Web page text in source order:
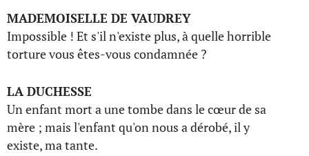
MADEMOISELLE DE VAUDREY
Impossible ! Et s'il n'existe plus, à quelle horrible
torture vous êtes-vous condamnée ?
LA DUCHESSE
Un enfant mort a une tombe dans le cœur de sa
mère ; mais l'enfant qu'on nous a dérobé, il y
existe, ma tante.